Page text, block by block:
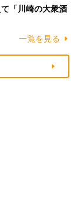
「川崎の大衆酒
一覧を見る